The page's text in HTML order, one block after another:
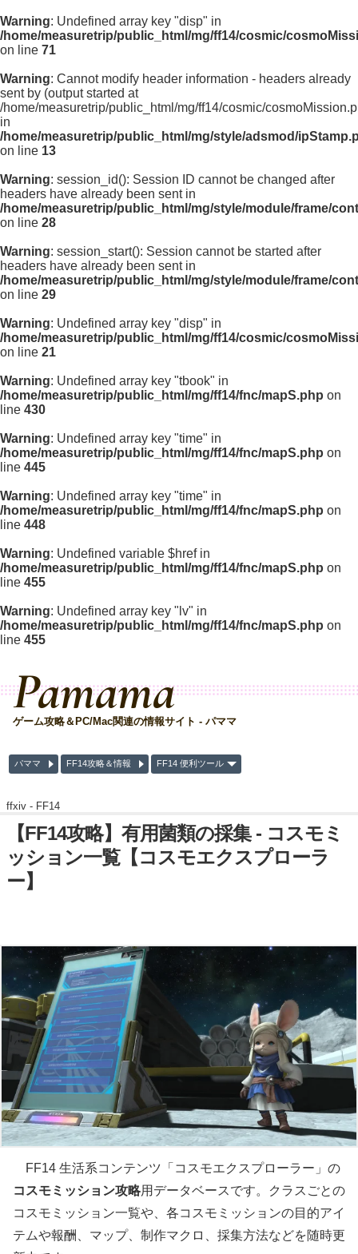
Warning: Undefined array key "disp" in
/home/measuretrip/public_html/mg/ff14/cosmic/
on line 71
Warning: Cannot modify header information - headers already
sent by (output started at
/home/measuretrip/public_html/mg/ff14/cosmic/
in
/home/measuretrip/public_html/mg/style/adsmod/
on line 13
Warning: session_id(): Session ID cannot be changed after
headers have already been sent in
/home/measuretrip/public_html/mg/style/module/frame/
on line 28
Warning: session_start(): Session cannot be started after
headers have already been sent in
/home/measuretrip/public_html/mg/style/module/frame/
on line 29
Warning: Undefined array key "disp" in
/home/measuretrip/public_html/mg/ff14/cosmic/
on line 21
Warning: Undefined array key "tbook" in
/home/measuretrip/public_html/mg/ff14/fnc/mapS.php on
line 430
Warning: Undefined array key "time" in
/home/measuretrip/public_html/mg/ff14/fnc/mapS.php on
line 445
Warning: Undefined array key "time" in
/home/measuretrip/public_html/mg/ff14/fnc/mapS.php on
line 448
Warning: Undefined variable $href in
/home/measuretrip/public_html/mg/ff14/fnc/mapS.php on
line 455
Warning: Undefined array key "lv" in
/home/measuretrip/public_html/mg/ff14/fnc/mapS.php on
line 455
Pamama
ゲーム攻略＆PC/Mac関連の情報サイト - パママ
パママ FF14攻略＆情報 FF14 便利ツール
ffxiv - FF14
【FF14攻略】有用菌類の採集 - コスモミ
ッション一覧【コスモエクスプローラ
ー】
FF14 生活系コンテンツ「コスモエクスプローラー」の
コスモミッション攻略用データベースです。クラスごとの
コスモミッション一覧や、各コスモミッションの目的アイ
テムや報酬、マップ、制作マクロ、採集方法などを随時更